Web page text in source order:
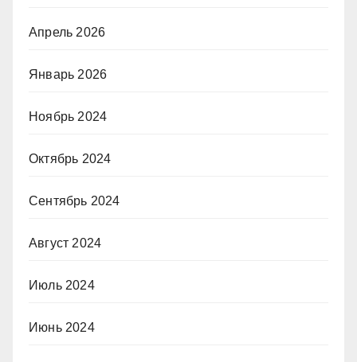
Апрель 2026
Январь 2026
Ноябрь 2024
Октябрь 2024
Сентябрь 2024
Август 2024
Июль 2024
Июнь 2024